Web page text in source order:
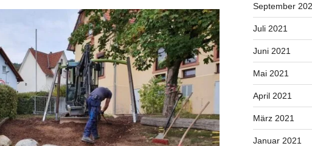
September
Juli 2021
Juni 2021
Mai 2021
April 2021
März 2021
Januar 2021